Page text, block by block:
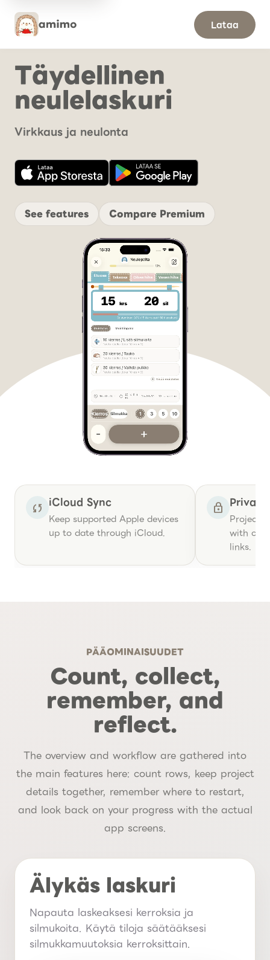
Lataa
Täydellinen
neulelaskuri
Virkkaus ja neulonta
See features Compare Premium
Reasons you can start with
sync iCloud Sync
Keep supported Apple devices
up to date through iCloud.
lock
Project
with
links.
PÄÄOMINAISUUDET
Count, collect,
remember, and
reflect.
The overview and workflow are gathered into
the main features here: count rows, keep project
details together, remember where to restart,
and look back on your progress with the actual
app screens.
Älykäs laskuri
Napauta laskeaksesi kerroksia ja
silmukoita. Käytä tiloja säätääksesi
silmukkamuutoksia kerroksittain.